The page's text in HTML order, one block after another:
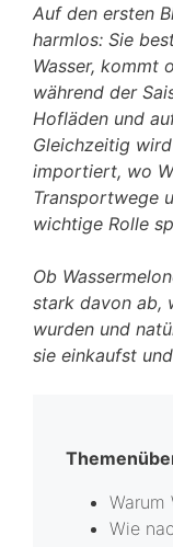
Auf den ersten
harmlos: Sie
Wasser, kommt
während der
Hofläden und
Gleichzeitig
importiert, wo
Transportwege
wichtige Rolle
Ob
stark davon ab,
wurden und
sie einkaufst
Warum
Wie